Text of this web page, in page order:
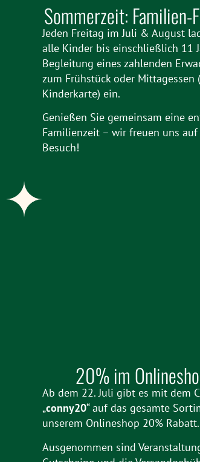
Sommerzeit: Familien-
Jeden Freitag im Juli & August
alle Kinder bis einschließlich 11
Begleitung eines zahlenden
zum Frühstück oder Mittagessen
Kinderkarte) ein.
Genießen Sie gemeinsam eine
Familienzeit – wir freuen uns auf
Besuch!
20% im
Ab dem 22. Juli gibt es mit dem
„conny20“ auf das gesamte
unserem Onlineshop 20% Rabatt.
Ausgenommen sind